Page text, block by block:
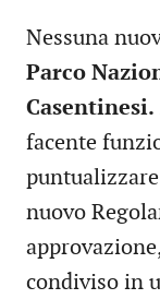
Nessuna
Parco
Casentinesi.
facente
nuovo
condiviso in